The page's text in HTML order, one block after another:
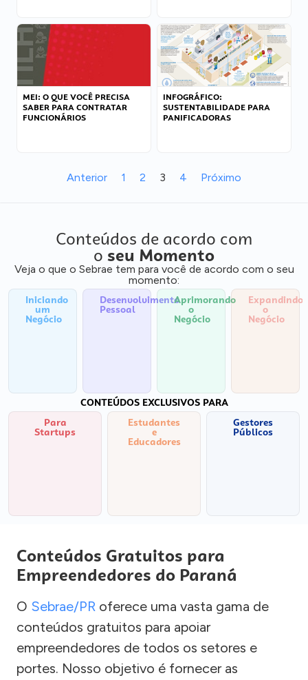
MEI: O QUE VOCÊ PRECISA
SABER PARA CONTRATAR
FUNCIONÁRIOS
INFOGRÁFICO:
SUSTENTABILIDADE PARA
PANIFICADORAS
Anterior 1 2 3 4 Próximo
Conteúdos de acordo com
o seu Momento
Veja o que o Sebrae tem para você de acordo com o seu
momento:
Iniciando
um
Negócio
Desenvolvimento
Pessoal
Aprimorando
o
Negócio
Expandindo
o
Negócio
CONTEÚDOS EXCLUSIVOS PARA
Para
Startups
Estudantes
e
Educadores
Gestores
Públicos
Conteúdos Gratuitos para
Empreendedores do Paraná
O Sebrae/PR oferece uma vasta gama de
conteúdos gratuitos para apoiar
empreendedores de todos os setores e
portes. Nosso objetivo é fornecer as